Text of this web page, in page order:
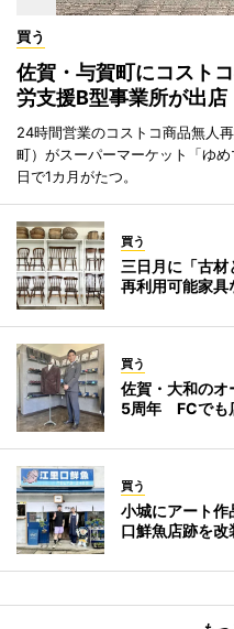
買う
佐賀・与賀町にコスト
労支援B型事業所が出店
24時間営業のコストコ商品無人
町）がスーパーマーケット「ゆ
日で1カ月がたつ。
買う
三日月に「古
再利用可能家具
買う
佐賀・大和のオ
5周年 FCでも
買う
小城にアート
口鮮魚店跡を改